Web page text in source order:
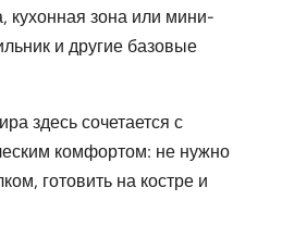
кухонная зона или мини-
и другие базовые
здесь сочетается с
комфортом: не нужно
готовить на костре и